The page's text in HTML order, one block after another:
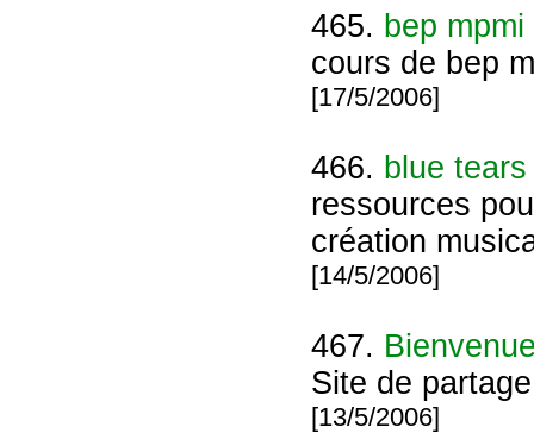
465. bep mpmi
cours de bep
[17/5/2006]
466. blue
ressources
création
[14/5/2006]
467.
Site de
[13/5/2006]